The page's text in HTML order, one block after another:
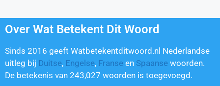
Over Wat Betekent Dit Woord
Sinds 2016 geeft Watbetekentditwoord.nl Nederlandse
uitleg bij Duitse, Engelse, Franse en Spaanse woorden.
De betekenis van 243,027 woorden is toegevoegd.